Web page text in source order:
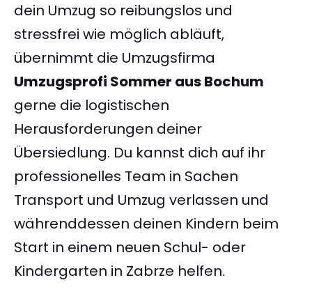
dein Umzug so reibungslos und
stressfrei wie möglich abläuft,
übernimmt die Umzugsfirma
Umzugsprofi Sommer aus Bochum
gerne die logistischen
Herausforderungen deiner
Übersiedlung. Du kannst dich auf ihr
professionelles Team in Sachen
Transport und Umzug verlassen und
währenddessen deinen Kindern beim
Start in einem neuen Schul- oder
Kindergarten in Zabrze helfen.